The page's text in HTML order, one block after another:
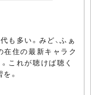
も多い。みど、ふぁ
在住の最新キャラク
これが聴けば聴く
。